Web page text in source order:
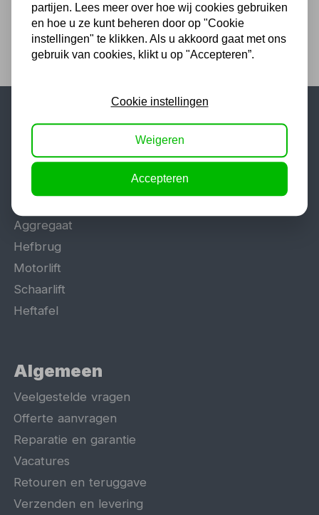
Populaire categorieën
Werkplaatsinrichting
Aggregaat
Hefbrug
Motorlift
Schaarlift
Heftafel
Algemeen
Veelgestelde vragen
Offerte aanvragen
Reparatie en garantie
Vacatures
Retouren en teruggave
Verzenden en levering
partijen. Lees meer over hoe wij cookies gebruiken
en hoe u ze kunt beheren door op "Cookie
instellingen" te klikken. Als u akkoord gaat met ons
gebruik van cookies, klikt u op "Accepteren”.
Cookie instellingen
Weigeren
Accepteren